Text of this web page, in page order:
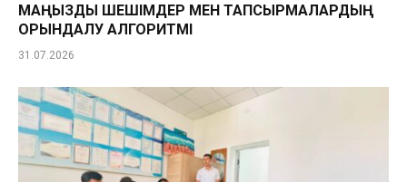
МАҢЫЗДЫ ШЕШІМДЕР МЕН ТАПСЫРМАЛАРДЫҢ
ОРЫНДАЛУ АЛГОРИТМІ
31.07.2026